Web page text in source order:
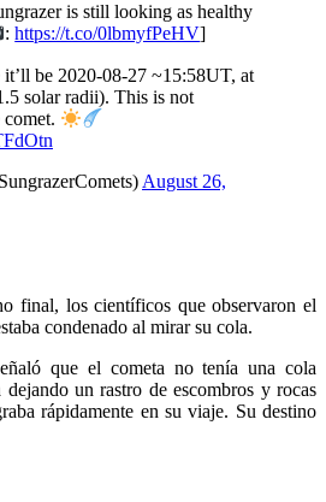
is still looking as healthy
:https://t.co/0lbmyfPeHV]
be 2020-08-27 ~15:58UT, at
solar radii). This is not
August 26,
final, los científicos que observaron el
condenado al mirar su cola.
que el cometa no tenía una cola
un rastro de escombros y rocas
rápidamente en su viaje. Su destino